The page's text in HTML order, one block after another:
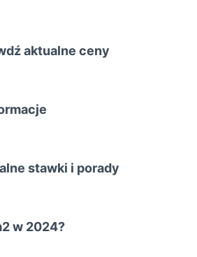
aktualne ceny
stawki i porady
w 2024?